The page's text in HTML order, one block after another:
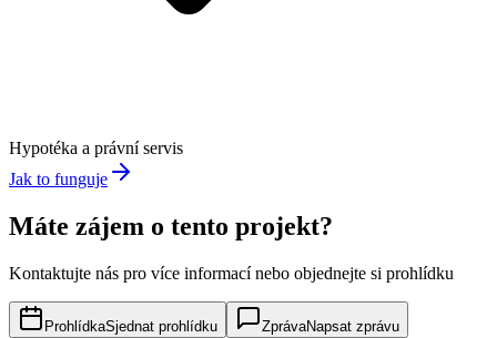
Hypotéka a právní servis
Jak to funguje
Máte zájem o tento projekt?
Kontaktujte nás pro více informací nebo objednejte si prohlídku
ProhlídkaSjednat prohlídku ZprávaNapsat zprávu